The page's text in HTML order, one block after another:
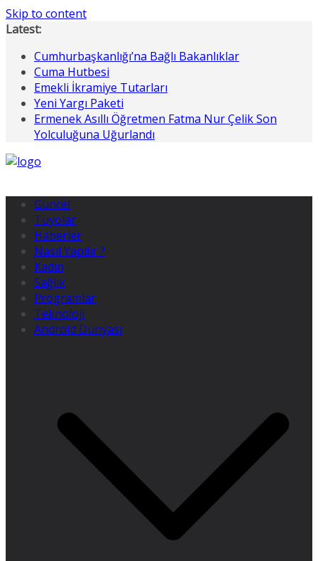
Skip to content
Latest:
Cumhurbaşkanlığı’na Bağlı Bakanlıklar
Cuma Hutbesi
Emekli İkramiye Tutarları
Yeni Yargı Paketi
Ermenek Asıllı Öğretmen Fatma Nur Çelik Son
Yolculuğuna Uğurlandı
Güncel
Tüyolar
Haberler
Nasıl Yapılır ?
Kadın
Sağlık
Programlar
Teknoloji
Android Dünyası